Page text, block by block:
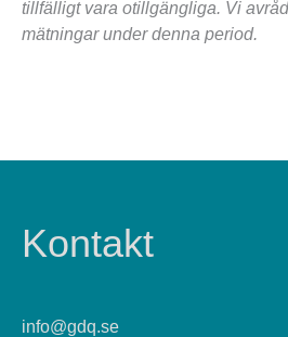
tillfälligt vara otillgängliga. Vi
mätningar under denna period.
Kontakt
info@gdq.se